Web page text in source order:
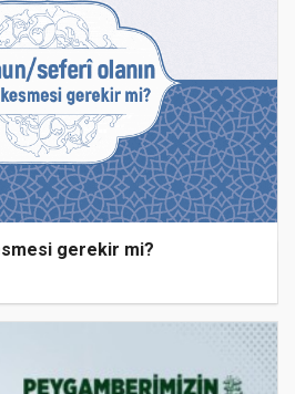
gerekir mi?